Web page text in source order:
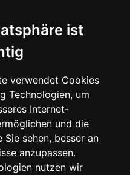
ist
verwendet Cookies
Technologien, um
Internet-
und die
Sie sehen, besser an
anzupassen.
nutzen wir
ruhr.de
Zeiten geöffnet
- 17:00 Uhr
- 12:00 Uhr